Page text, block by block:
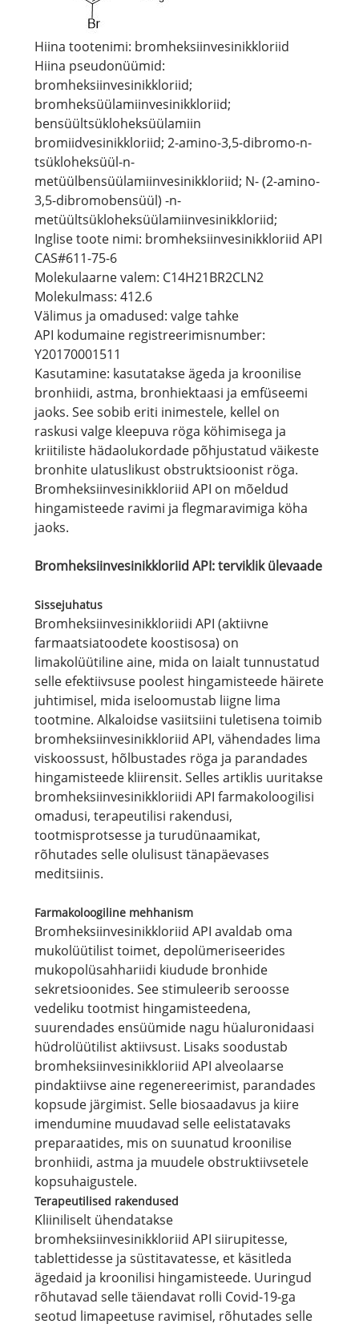
Hiina tootenimi: bromheksiinvesinikkloriid
Hiina pseudonüümid:
bromheksiinvesinikkloriid;
bromheksüülamiinvesinikkloriid;
bensüültsükloheksüülamiin
bromiidvesinikkloriid; 2-amino-3,5-dibromo-n-
tsükloheksüül-n-
metüülbensüülamiinvesinikkloriid; N- (2-amino-
3,5-dibromobensüül) -n-
metüültsükloheksüülamiinvesinikkloriid;
Inglise toote nimi: bromheksiinvesinikkloriid API
CAS#611-75-6
Molekulaarne valem: C14H21BR2CLN2
Molekulmass: 412.6
Välimus ja omadused: valge tahke
API kodumaine registreerimisnumber:
Y20170001511
Kasutamine: kasutatakse ägeda ja kroonilise
bronhiidi, astma, bronhiektaasi ja emfüseemi
jaoks. See sobib eriti inimestele, kellel on
raskusi valge kleepuva röga köhimisega ja
kriitiliste hädaolukordade põhjustatud väikeste
bronhite ulatuslikust obstruktsioonist röga.
Bromheksiinvesinikkloriid API on mõeldud
hingamisteede ravimi ja flegmaravimiga köha
jaoks.
Bromheksiinvesinikkloriid API: terviklik ülevaade
Sissejuhatus
Bromheksiinvesinikkloriidi API (aktiivne
farmaatsiatoodete koostisosa) on
limakolüütiline aine, mida on laialt tunnustatud
selle efektiivsuse poolest hingamisteede häirete
juhtimisel, mida iseloomustab liigne lima
tootmine. Alkaloidse vasiitsiini tuletisena toimib
bromheksiinvesinikkloriid API, vähendades lima
viskoossust, hõlbustades röga ja parandades
hingamisteede kliirensit. Selles artiklis uuritakse
bromheksiinvesinikkloriidi API farmakoloogilisi
omadusi, terapeutilisi rakendusi,
tootmisprotsesse ja turudünaamikat,
rõhutades selle olulisust tänapäevases
meditsiinis.
Farmakoloogiline mehhanism
Bromheksiinvesinikkloriid API avaldab oma
mukolüütilist toimet, depolümeriseerides
mukopolüsahhariidi kiudude bronhide
sekretsioonides. See stimuleerib seroosse
vedeliku tootmist hingamisteedena,
suurendades ensüümide nagu hüaluronidaasi
hüdrolüütilist aktiivsust. Lisaks soodustab
bromheksiinvesinikkloriid API alveolaarse
pindaktiivse aine regenereerimist, parandades
kopsude järgimist. Selle biosaadavus ja kiire
imendumine muudavad selle eelistatavaks
preparaatides, mis on suunatud kroonilise
bronhiidi, astma ja muudele obstruktiivsetele
kopsuhaigustele.
Terapeutilised rakendused
Kliiniliselt ühendatakse
bromheksiinvesinikkloriid API siirupitesse,
tablettidesse ja süstitavatesse, et käsitleda
ägedaid ja kroonilisi hingamisteede. Uuringud
rõhutavad selle täiendavat rolli Covid-19-ga
seotud limapeetuse ravimisel, rõhutades selle